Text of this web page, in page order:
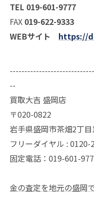
TEL 019-601-9777
FAX 019-622-9333
WEBサイト https://
--
買取大吉 盛岡店
〒020-0822
岩手県盛岡市茶畑2丁
フリーダイヤル : 0120-
固定電話：019-601-
金の査定を地元の盛岡